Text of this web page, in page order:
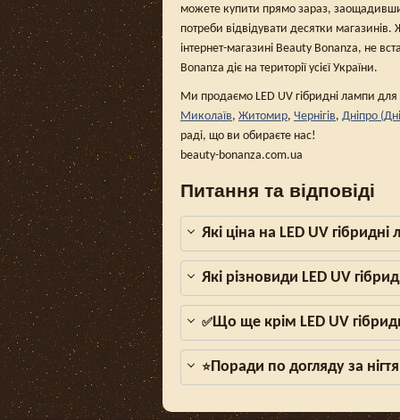
можете купити прямо зараз,
потреби відвідувати десятки
інтернет-магазині Beauty Bonanza, не
Bonanza діє на території усієї України.
Ми продаємо LED UV гібридні лампи для
Миколаїв, Житомир, Чернігів, Дніпро
раді, що ви обираєте нас!
beauty-bonanza.com.ua
Питання та відповіді
Які ціна на LED UV
Які різновиди LED UV
✅Що ще крім LED UV
⭐Поради по догляду за